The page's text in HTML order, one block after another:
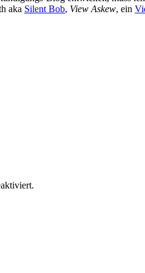
aka Silent Bob, View Askew, ein